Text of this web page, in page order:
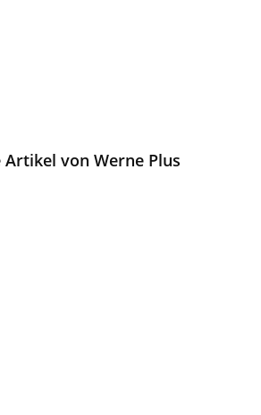
Artikel von Werne Plus